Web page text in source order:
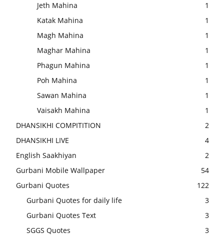
Jeth Mahina
1
Katak Mahina
1
Magh Mahina
1
Maghar Mahina
1
Phagun Mahina
1
Poh Mahina
1
Sawan Mahina
1
Vaisakh Mahina
1
DHANSIKHI COMPITITION
2
DHANSIKHI LIVE
4
English Saakhiyan
2
Gurbani Mobile Wallpaper
54
Gurbani Quotes
122
Gurbani Quotes for daily life
3
Gurbani Quotes Text
3
SGGS Quotes
3